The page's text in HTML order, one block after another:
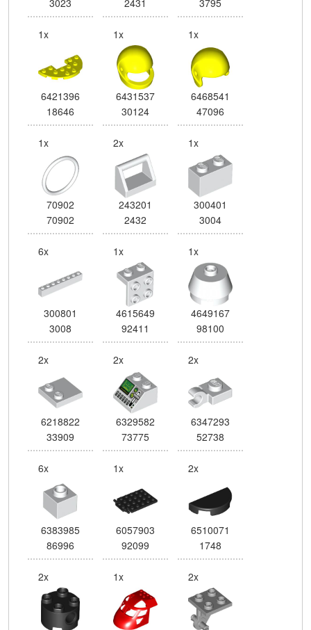
1x
6421396
18646
1x
6431537
30124
1x
6468541
47096
1x
70902
70902
2x
243201
2432
1x
300401
3004
6x
300801
3008
1x
4615649
92411
1x
4649167
98100
2x
6218822
33909
2x
6329582
73775
2x
6347293
52738
6x
6383985
86996
1x
6057903
92099
2x
6510071
1748
2x 1x 2x